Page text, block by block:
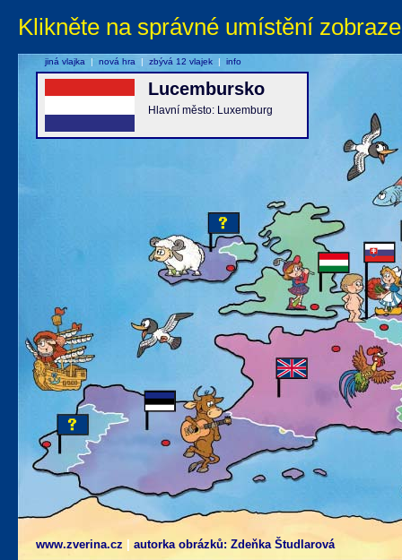
Klikněte na správné umístění
www.zverina.cz autorka obrázků: Zdeňka Študlarová
Lucembursko
Hlavní město: Luxemburg
jiná vlajka | nová hra | zbývá 12 vlajek | info